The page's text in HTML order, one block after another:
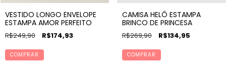
VESTIDO LONGO ENVELOPE
ESTAMPA AMOR PERFEITO
R$249,90 R$174,93
COMPRAR
CAMISA HELÔ ESTAMPA
BRINCO DE PRINCESA
R$269,90 R$134,95
COMPRAR